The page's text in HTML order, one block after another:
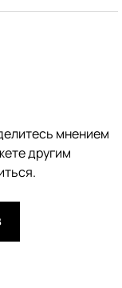
мнением
другим